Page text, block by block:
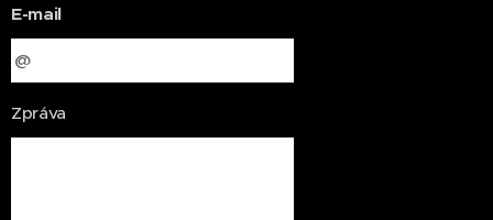
E-mail
Zpráva